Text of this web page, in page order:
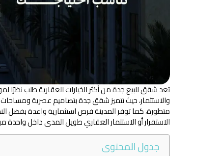
تعد شقق للبيع جدة من أكثر الخيارات العقارية طلب نظرًا
والاستثمار، حيث تتميز شقق جدة بتصاميم عصرية ومساحات
متطورة، كما توفر المدينة فرص استثمارية واعدة بفضل
الاستقرار أو الاستثمار العقاري طويل المدى داخل
جدول المحتوى